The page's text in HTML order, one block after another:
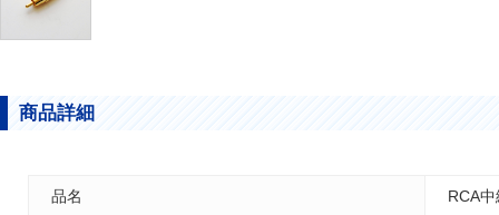
商品詳細
品名 RCA